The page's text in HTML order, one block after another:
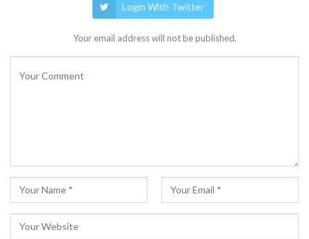
Login With Twitter
Your email address will not be published.